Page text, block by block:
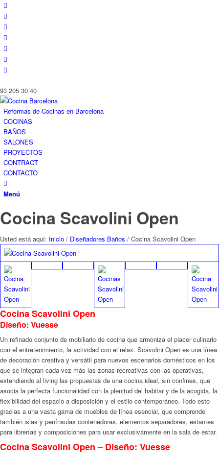
93 205 30 40
Reformas de Cocinas en Barcelona
COCINAS
BAÑOS
SALONES
PROYECTOS
CONTRACT
CONTACTO
Menú
Cocina Scavolini Open
Usted está aquí: Inicio / Diseñadores Baños / Cocina Scavolini Open
Cocina Scavolini Open
Diseño: Vuesse
Un refinado conjunto de mobiliario de cocina que armoniza el placer culinario
con el entretenimiento, la actividad con el relax. Scavolini Open es una línea
de decoración creativa y versátil para nuevos escenarios domésticos en los
que se integran cada vez más las zonas recreativas con las operativas,
extendiendo al living las propuestas de una cocina ideal, sin confines, que
asocia la perfecta funcionalidad con la plenitud del habitar y de la acogida, la
flexibilidad del espacio a disposición y el estilo contemporáneo. Todo esto
gracias a una vasta gama de muebles de línea esencial, que comprende
también islas y penínsulas contenedoras, elementos separadores, estantes
para librerías y composiciones para usar exclusivamente en la sala de estar.
Cocina Scavolini Open – Diseño: Vuesse